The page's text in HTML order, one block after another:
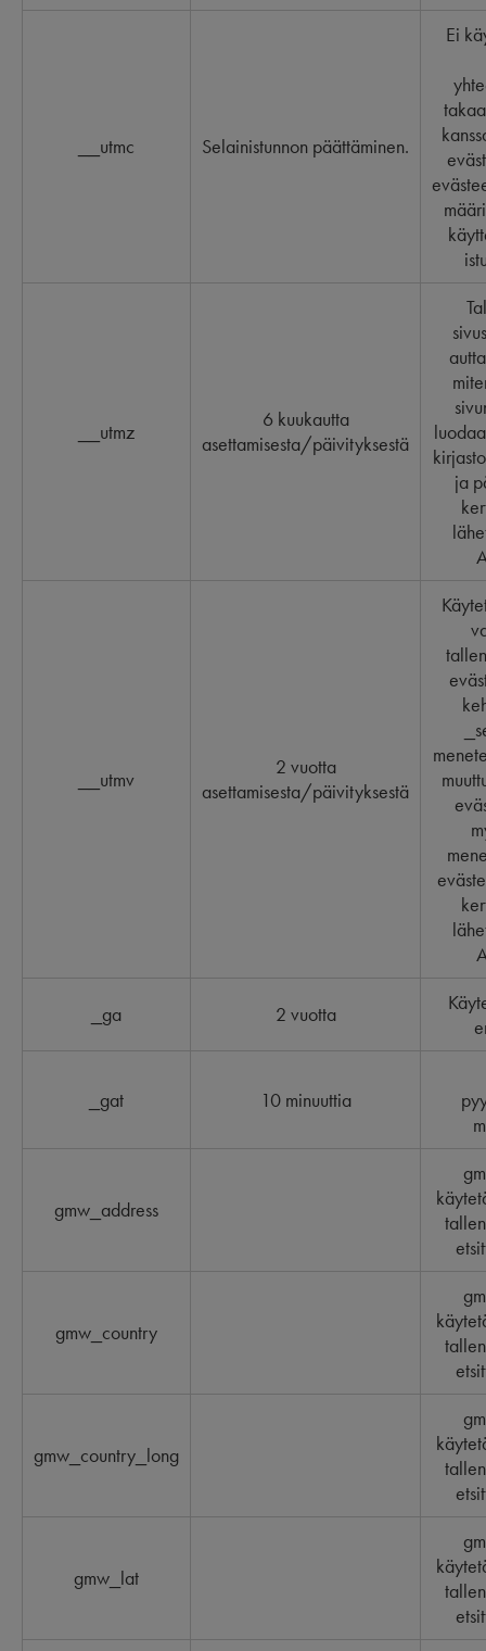
__utmc Selainistunnon päättäminen.
Ei
__utmz
6 kuukautta
asettamisesta/päivityksestä
ja
__utmv
2 vuotta
asettamisesta/päivityksestä
_ga 2 vuotta
_gat 10 minuuttia
gmw_address
gmw_country
gmw_country_long
gmw_lat